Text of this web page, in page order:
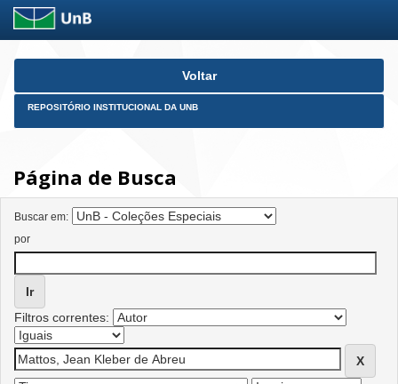
Skip
Voltar
REPOSITÓRIO INSTITUCIONAL DA UNB
Página de Busca
Buscar em:
por
Filtros correntes: